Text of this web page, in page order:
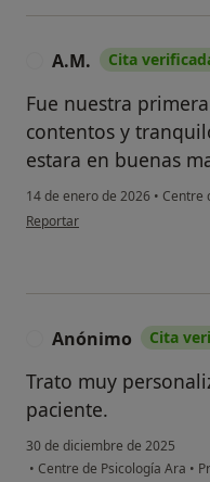
A.M. Cita
Fue nuestra
contentos y
estara en buenas
14 de enero de 2026 • Centre
en opinión del usuario A.M.
Reportar
Anónimo Cita
Trato muy
paciente.
30 de diciembre de 2025
• Centre de Psicología Ara •